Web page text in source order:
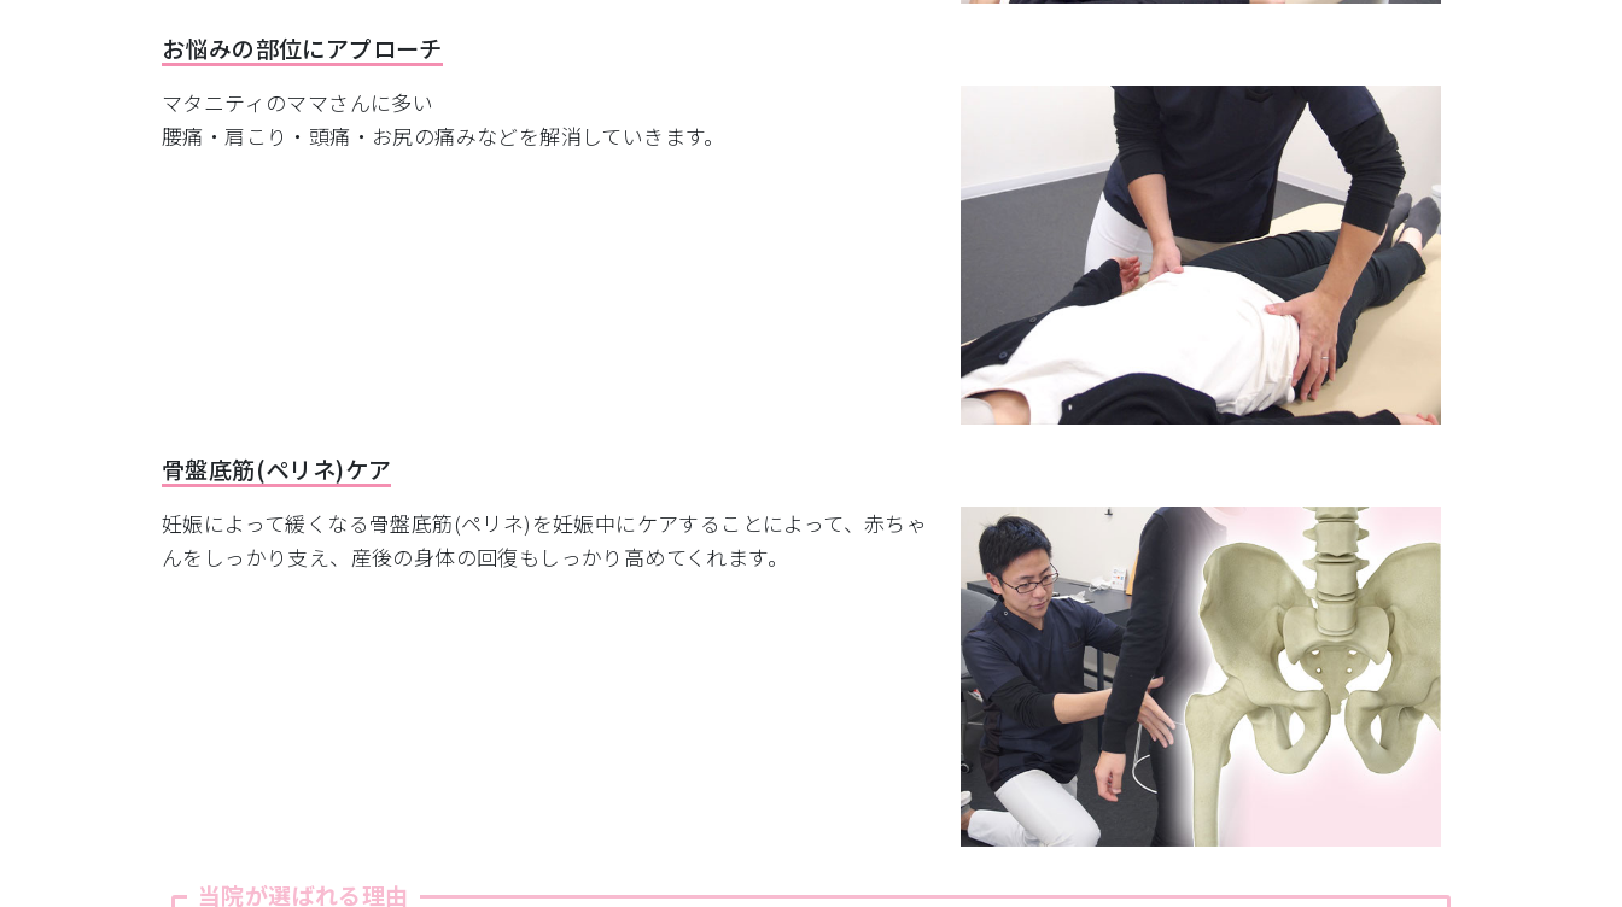
お悩みの部位にアプローチ
マタニティのママさんに多い
腰痛・肩こり・頭痛・お尻の痛みなどを解消していきます。
骨盤底筋(ペリネ)ケア
妊娠によって緩くなる骨盤底筋(ペリネ)を妊娠中にケアすることによって、赤ちゃ
んをしっかり支え、産後の身体の回復もしっかり高めてくれます。
当院が選ばれる理由